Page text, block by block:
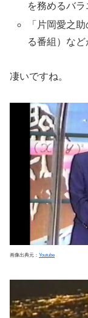
を務めるバラ
「片岡愛之
る番組）など
凄いですね。
画像出典元： Youtube